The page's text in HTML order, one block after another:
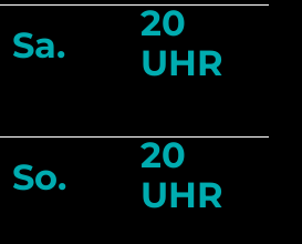
Sa.
20
UHR
So.
20
UHR